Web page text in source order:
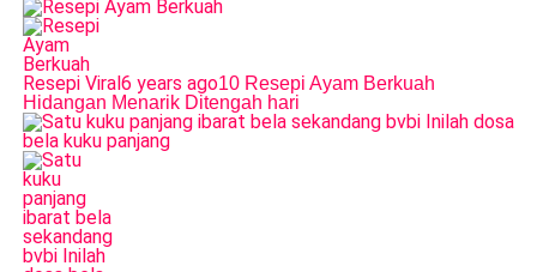
Resepi Viral6 years ago10 Resepi Ayam Berkuah
Hidangan Menarik Ditengah hari